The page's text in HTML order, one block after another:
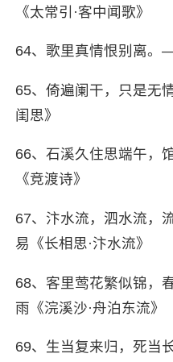
《太常引·客中闻歌》
64、歌里真情恨别离。
65、倚遍阑干，只是无
闺思》
66、石溪久住思端午
《竞渡诗》
67、汴水流，泗水流
易《长相思·汴水流》
68、客里莺花繁似锦
雨《浣溪沙·舟泊东流》
69、生当复来归，死当